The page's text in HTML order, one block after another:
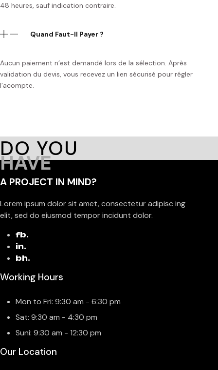
48 heures, sauf indication contraire.
Quand Faut-Il Payer ?
Aucun paiement n’est demandé lors de la sélection. Après
validation du devis, vous recevez un lien sécurisé pour régler
l’acompte.
DO YOU
HAVE
A PROJECT IN MIND?
Lorem ipsum dolor sit amet, consectetur adipisc ing
elit, sed do eiusmod tempor incidunt dolor.
fb.
in.
bh.
Working Hours
Mon to Fri: 9:30 am - 6:30 pm
Sat: 9:30 am - 4:30 pm
Suni: 9:30 am - 12:30 pm
Our Location